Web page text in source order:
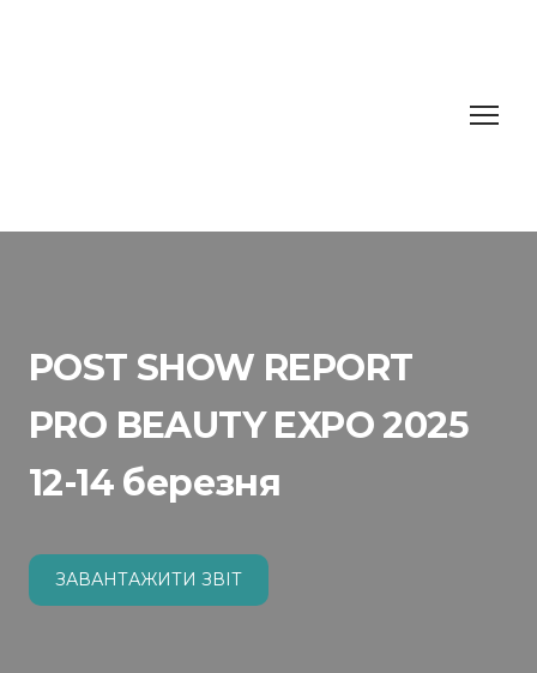
POST SHOW REPORT
PRO BEAUTY EXPO 2025
12-14 березня
ЗАВАНТАЖИТИ ЗВІТ